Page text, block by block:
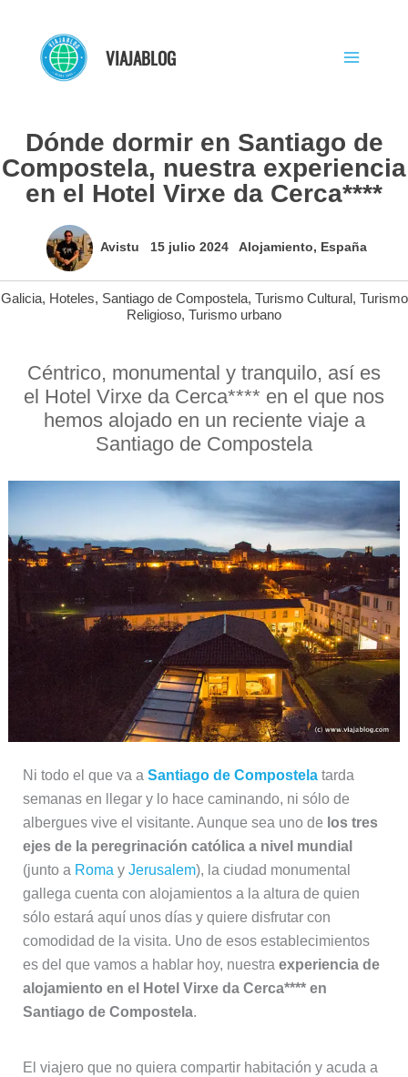
contenido
VIAJABLOG
Dónde dormir en Santiago de
Compostela, nuestra experiencia
en el Hotel Virxe da Cerca****
Avistu 15 julio 2024 Alojamiento, España
Galicia, Hoteles, Santiago de Compostela, Turismo Cultural, Turismo
Religioso, Turismo urbano
Céntrico, monumental y tranquilo, así es
el Hotel Virxe da Cerca**** en el que nos
hemos alojado en un reciente viaje a
Santiago de Compostela
Ni todo el que va a Santiago de Compostelatarda
semanas en llegar y lo hace caminando, ni sólo de
albergues vive el visitante. Aunque sea uno de los tres
ejes de la peregrinación católica a nivel mundial
(junto a Roma y Jerusalem), la ciudad monumental
gallega cuenta con alojamientos a la altura de quien
sólo estará aquí unos días y quiere disfrutar con
comodidad de la visita. Uno de esos establecimientos
es del que vamos a hablar hoy, nuestra experiencia de
alojamiento en el Hotel Virxe da Cerca**** en
Santiago de Compostela.
El viajero que no quiera compartir habitación y acuda a